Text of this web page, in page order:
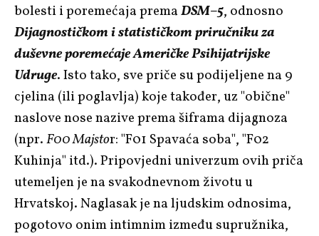
bolesti i poremećaja premaDSM–5, odnosno
Dijagnostičkom i statističkom priručniku za
duševne poremećaje Američke Psihijatrijske
Udruge. Isto tako, sve priče su podijeljene na 9
cjelina (ili poglavlja) koje također, uz "obične"
naslove nose nazive prema šiframa dijagnoza
(npr.F00 Majstor: "F01 Spavaća soba", "F02
Kuhinja" itd.). Pripovjedni univerzum ovih priča
utemeljen je na svakodnevnom životu u
Hrvatskoj. Naglasak je na ljudskim odnosima,
pogotovo onim intimnim između supružnika,